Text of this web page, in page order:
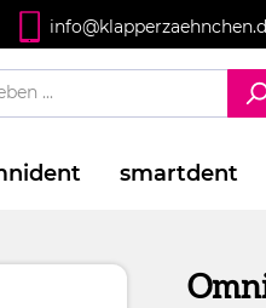
smartdent